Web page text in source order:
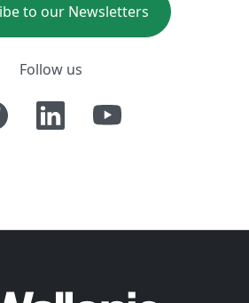
to our Newsletters
Follow us